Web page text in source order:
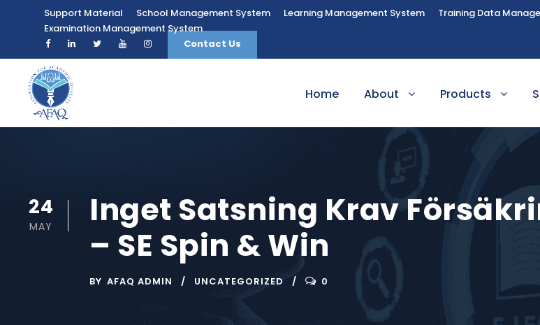
Support Material School Management System Learning Management System Training Data
Examination Management System
Contact Us
Home About Products
24
MAY
Inget Satsning Krav
– SE Spin & Win
BY AFAQ ADMIN UNCATEGORIZED 0